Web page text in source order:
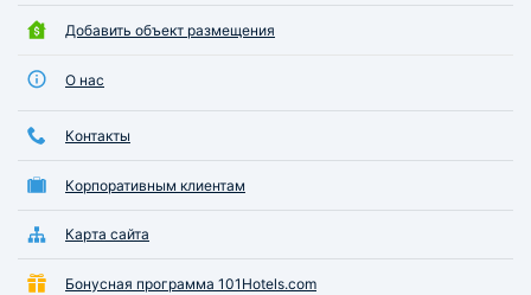
Добавить объект размещения
О нас
Контакты
Корпоративным клиентам
Карта сайта
Бонусная программа 101Hotels.com